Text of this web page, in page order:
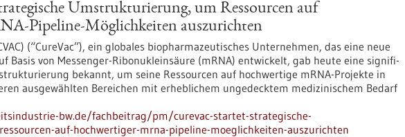
Umstrukturierung, um Ressourcen auf
Pipeline-Möglichkeiten auszurichten
(“CureVac”), ein globales biopharmazeutisches Unternehmen, das eine neue
Basis von Messenger-Ribonukleinsäure (mRNA) entwickelt, gab heute eine signifi­
bekannt, um seine Ressourcen auf hochwertige mRNA-Projekte in
ausgewählten Bereichen mit erheblichem ungedecktem medizinischem Bedarf
bw.de/fachbeitrag/pm/curevac-startet-strategische-
auf-hochwertiger-mrna-pipeline-moeglichkeiten-auszurichten